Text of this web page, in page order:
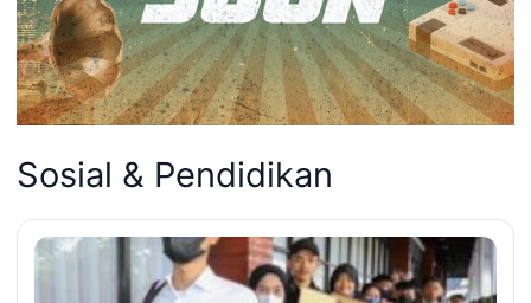
Sosial & Pendidikan